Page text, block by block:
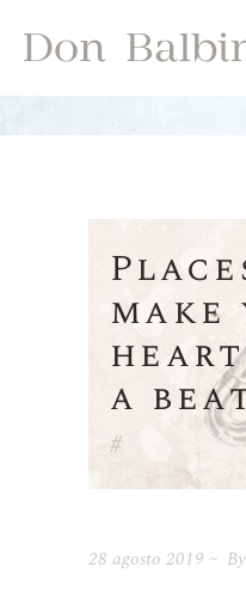
a
#
28 agosto 2019 By